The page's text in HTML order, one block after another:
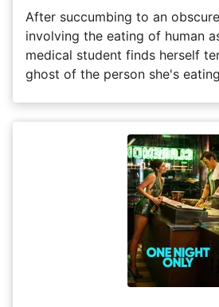
After succumbing to an
involving the eating of human
medical student finds herself
ghost of the person she's